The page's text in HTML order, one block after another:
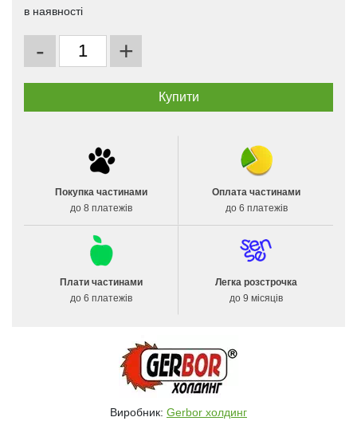
в наявності
- +
Покупка частинами
до 8 платежів
Оплата частинами
до 6 платежів
Плати частинами
до 6 платежів
Легка розстрочка
до 9 місяців
Виробник: Gerbor холдинг